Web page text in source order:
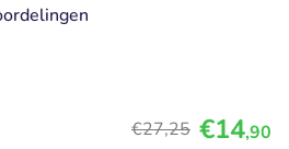
€27,25 €14,90